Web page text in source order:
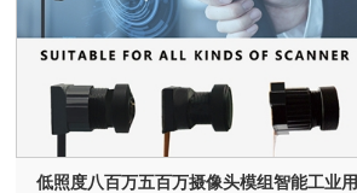
低照度八百万五百万摄像头模组智能工业用